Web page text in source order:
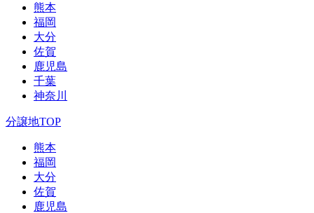
熊本
福岡
大分
佐賀
鹿児島
千葉
神奈川
分譲地TOP
熊本
福岡
大分
佐賀
鹿児島